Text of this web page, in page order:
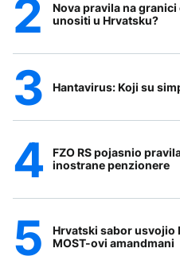
Nova pravila na granici
unositi u Hrvatsku?
Hantavirus: Koji su
FZO RS pojasnio
inostrane penzionere
Hrvatski sabor usvojio
MOST-ovi amandmani